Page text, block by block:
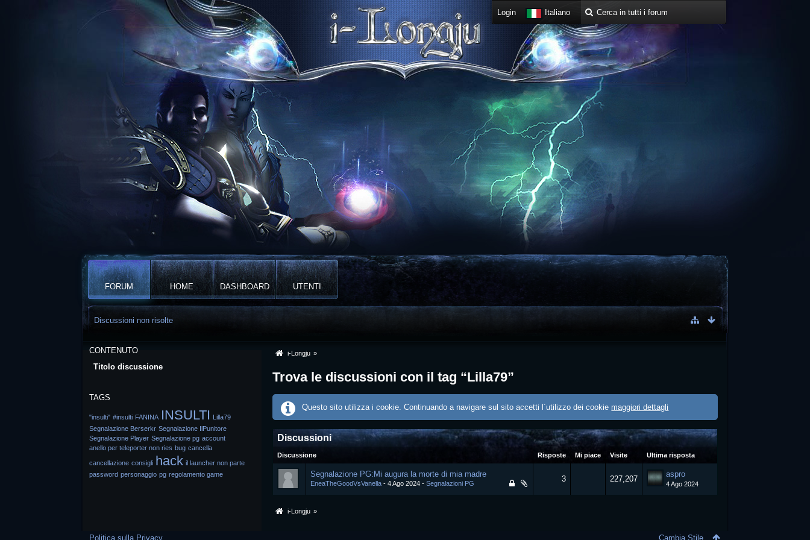
Login Italiano
FORUM HOME DASHBOARD UTENTI
Discussioni non risolte
CONTENUTO
Titolo discussione
TAGS
"insulti" #insulti FANINA INSULTI Lilla79
Segnalazione Berserkr Segnalazione IlPunitore
Segnalazione Player Segnalazione pg account
anello per teleporter non ries bug cancella
cancellazione consigli hack
il launcher non parte
password personaggio pg regolamento game
i-Longju »
Trova le discussioni con il tag “Lilla79”
Questo sito utilizza i cookie. Continuando a navigare sul sito accetti l´utilizzo dei cookie maggiori dettagli
Discussioni
Discussione Risposte Mi piace Visite Ultima risposta
Segnalazione PG:Mi augura la morte di mia madre
EneaTheGoodVsVanella 4 Ago 2024 Segnalazioni PG 3 227,207
aspro
4 Ago 2024
i-Longju »
Politica sulla Privacy Cambia Stile